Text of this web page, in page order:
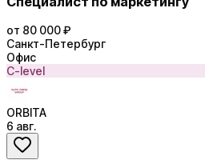
от 80 000 ₽
Санкт-Петербург
Офис
C-level
ORBITA
6 авг.